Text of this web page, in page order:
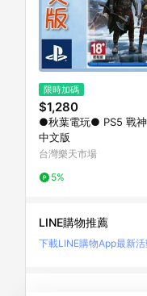
限時加碼
$1,280
●秋葉電玩● PS5 戰
中文版
台灣樂天市場
5%
LINE購物推薦
下載LINE購物App最新